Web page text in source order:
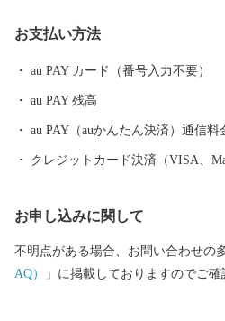
お支払い方法
au PAY カード（番号入力不要）
au PAY 残高
au PAY（auかんたん決済）通信料
クレジットカード決済（VISA、
お申し込みに関して
不明点がある場合、お問い合わせの
AQ）」 に掲載しておりますのでご確